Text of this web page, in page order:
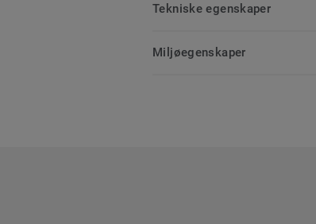
Tekniske egenskaper
Miljøegenskaper